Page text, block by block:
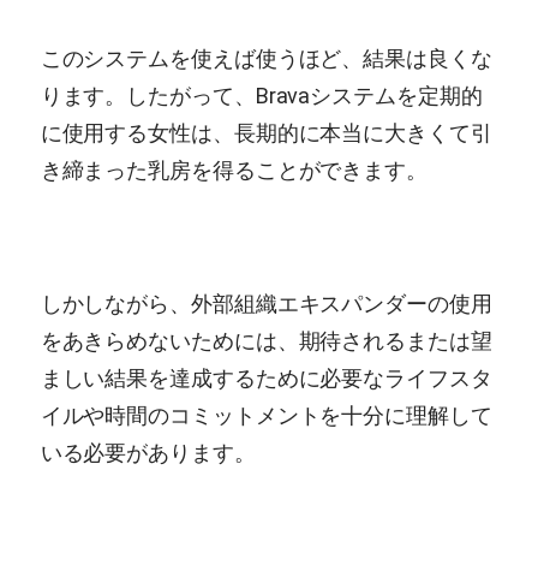
このシステムを使えば使うほど、結果は良くな
ります。したがって、Bravaシステムを定期的
に使用する女性は、長期的に本当に大きくて引
き締まった乳房を得ることができます。
しかしながら、外部組織エキスパンダーの使用
をあきらめないためには、期待されるまたは望
ましい結果を達成するために必要なライフスタ
イルや時間のコミットメントを十分に理解して
いる必要があります。